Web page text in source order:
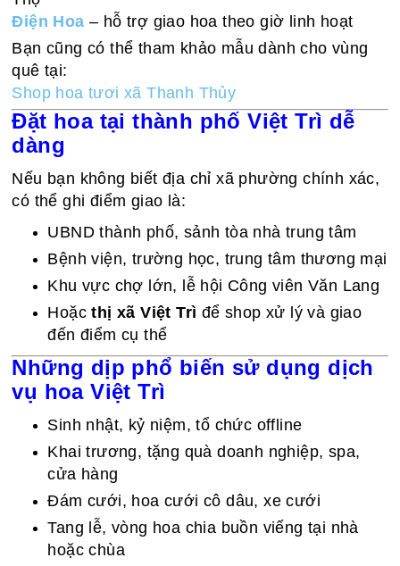
Điện Hoa – hỗ trợ giao hoa theo giờ linh hoạt
Bạn cũng có thể tham khảo mẫu dành cho vùng
quê tại:
Shop hoa tươi xã Thanh Thủy
Đặt hoa tại thành phố Việt Trì dễ
dàng
Nếu bạn không biết địa chỉ xã phường chính xác,
có thể ghi điểm giao là:
UBND thành phố, sảnh tòa nhà trung tâm
Bệnh viện, trường học, trung tâm thương mại
Khu vực chợ lớn, lễ hội Công viên Văn Lang
Hoặcthị xã Việt Trì để shop xử lý và giao
đến điểm cụ thể
Những dịp phổ biến sử dụng dịch
vụ hoa Việt Trì
Sinh nhật, kỷ niệm, tổ chức offline
Khai trương, tặng quà doanh nghiệp, spa,
cửa hàng
Đám cưới, hoa cưới cô dâu, xe cưới
Tang lễ, vòng hoa chia buồn viếng tại nhà
hoặc chùa